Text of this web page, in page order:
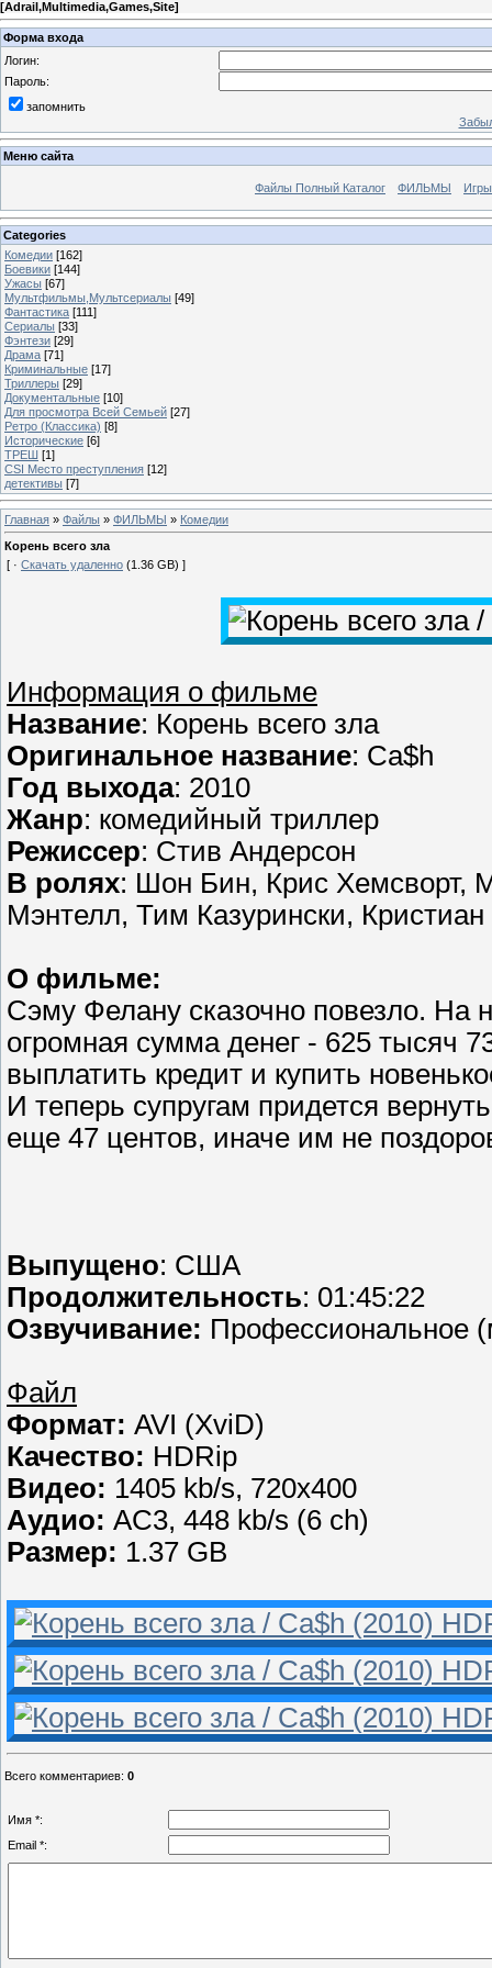
[Adrail,Multimedia,Games,Site]
Форма входа
Логин:
Пароль:
запомнить
Меню сайта
Файлы Полный Каталог ФИЛЬМЫ
Categories
Комедии [162]
Боевики [144]
Ужасы [67]
Мультфильмы,Мультсериалы [49]
Фантастика [111]
Сериалы [33]
Фэнтези [29]
Драма [71]
Криминальные [17]
Триллеры [29]
Документальные [10]
Для просмотра Всей Семьей [27]
Ретро (Классика) [8]
Исторические [6]
ТРЕШ [1]
CSI Место преступления [12]
детективы [7]
Главная » Файлы » ФИЛЬМЫ » Комедии
Корень всего зла
[ · Скачать удаленно (1.36 GB) ]
Информация о фильме
Название: Корень всего зла
Оригинальное название: Ca$h
Год выхода: 2010
Жанр: комедийный триллер
Режиссер: Стив Андерсон
В ролях: Шон Бин, Крис Хемсворт,
Мэнтелл, Тим Казурински,
О фильме:
Сэму Фелану сказочно повезло. На
огромная сумма денег - 625 тысяч
выплатить кредит и купить
И теперь супругам придется
еще 47 центов, иначе им не
Выпущено: США
Продолжительность: 01:45:22
Озвучивание: Профессиональное
Файл
Формат: AVI (XviD)
Качество: HDRip
Видео: 1405 kb/s, 720x400
Аудио: AC3, 448 kb/s (6 ch)
Размер: 1.37 GB
Всего комментариев: 0
Имя *:
Email *: